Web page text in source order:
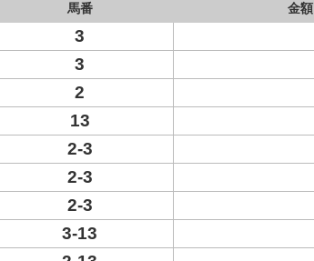
馬番 金額
3
3
2
13
2-3
2-3
2-3
3-13